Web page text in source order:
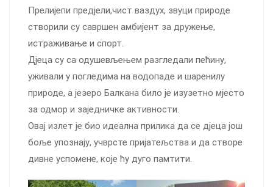
Прелијепи предјели,чист ваздух, звуци природе
створили су савршен амбијент за дружење,
истраживање и спорт.
Дјеца су са одушевљењем разгледали пећину,
уживали у погледима на водопаде и шаренилу
природе, а језеро Балкана било је изузетно мјесто
за одмор и заједничке активности.
Овај излет је био идеална прилика да се дјеца још
боље упознају, учврсте пријатељства и да створе
дивне успомене, које ћу дуго памтити.